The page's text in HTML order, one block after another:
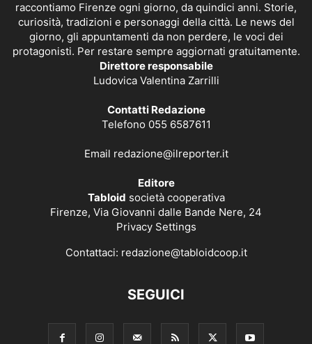
raccontiamo Firenze ogni giorno, da quindici anni. Storie,
curiosità, tradizioni e personaggi della città. Le news del
giorno, gli appuntamenti da non perdere, le voci dei
protagonisti. Per restare sempre aggiornati gratuitamente.
Direttore responsabile
Ludovica Valentina Zarrilli
Contatti Redazione
Telefono 055 6587611
Email redazione@ilreporter.it
Editore
Tabloid società cooperativa
Firenze, Via Giovanni dalle Bande Nere, 24
Privacy Settings
Contattaci: redazione@tabloidcoop.it
SEGUICI